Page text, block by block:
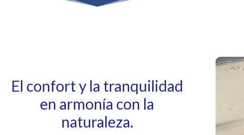
El confort y la tranquilidad
en armonía con la
naturaleza.